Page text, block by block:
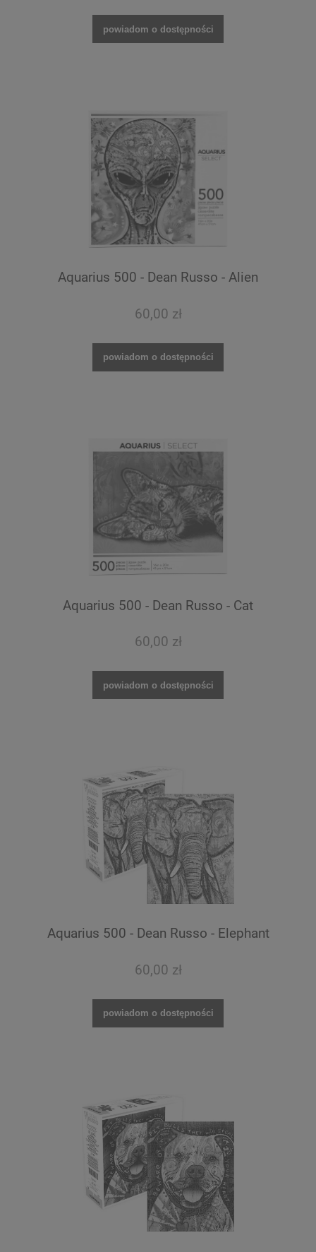
powiadom o dostępności
Aquarius 500 - Dean Russo - Alien
60,00 zł
powiadom o dostępności
Aquarius 500 - Dean Russo - Cat
60,00 zł
powiadom o dostępności
Aquarius 500 - Dean Russo - Elephant
60,00 zł
powiadom o dostępności